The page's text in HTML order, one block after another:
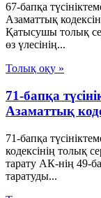
67-бапқа
Азаматтық
Қатысушы толық
өз үлесінің...
Толық оқу »
71-бапқа
Азаматтық
71-бапқа
кодексінің толық
тарату АК-нің 49-
таратуды...